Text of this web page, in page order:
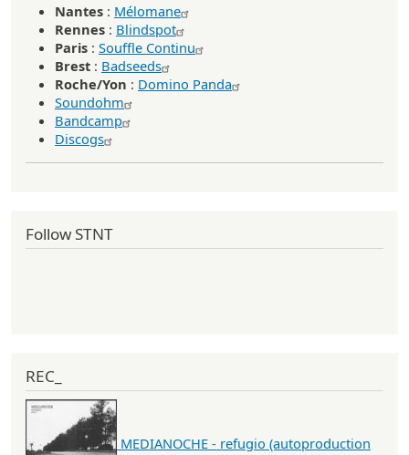
Nantes : Mélomane
Rennes : Blindspot
Paris : Souffle Continu
Brest : Badseeds
Roche/Yon : Domino Panda
Soundohm
Bandcamp
Discogs
Follow STNT
REC_
MEDIANOCHE - refugio (autoproduction